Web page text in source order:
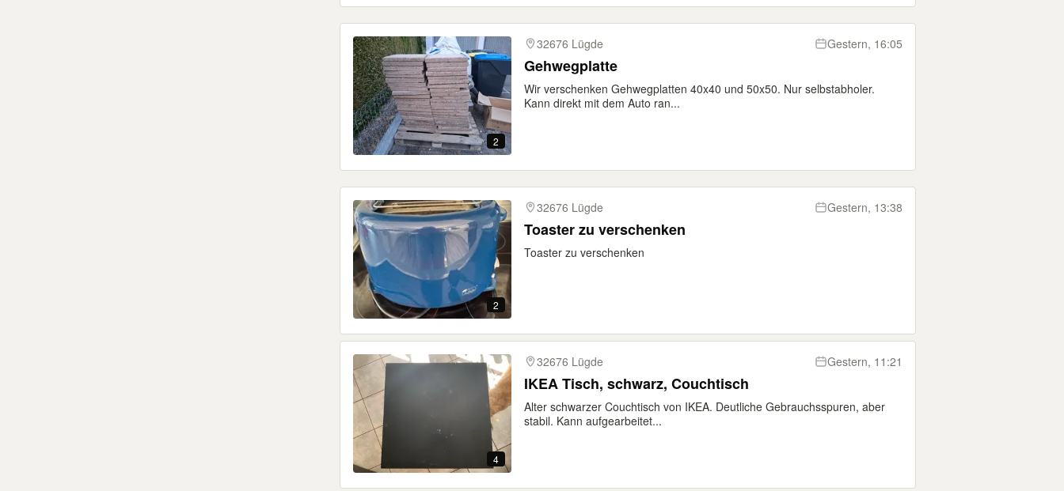
2
32676 Lügde Gestern, 16:05
Gehwegplatte
Wir verschenken Gehwegplatten 40x40 und 50x50. Nur selbstabholer.
Kann direkt mit dem Auto ran...
2
32676 Lügde Gestern, 13:38
Toaster zu verschenken
Toaster zu verschenken
4
32676 Lügde Gestern, 11:21
IKEA Tisch, schwarz, Couchtisch
Alter schwarzer Couchtisch von IKEA. Deutliche Gebrauchsspuren, aber
stabil. Kann aufgearbeitet...